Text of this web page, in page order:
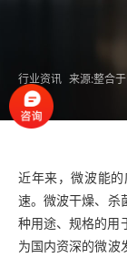
行业资讯 来源:整合
近年来，微波能
速。微波干燥、杀
种用途、规格的用
为国内资深的微波